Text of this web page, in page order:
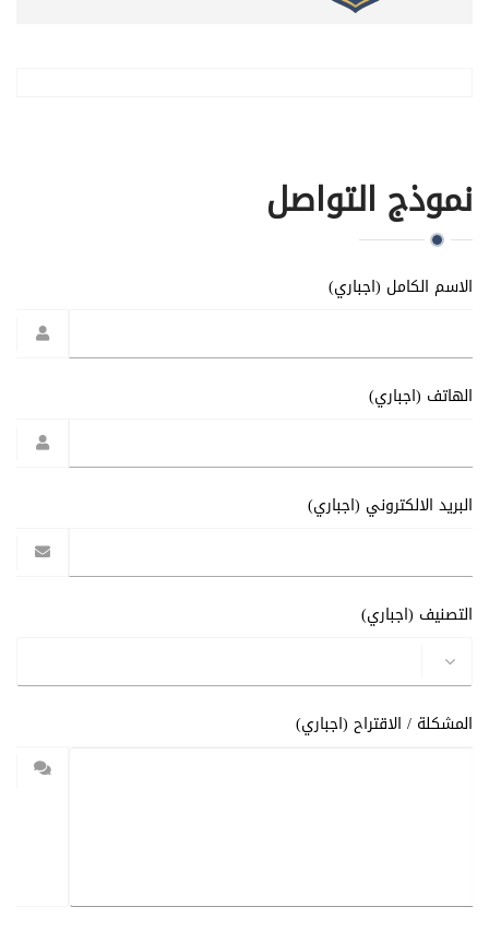
نموذج التواصل
الاسم الكامل (اجباري)
الهاتف (اجباري)
البريد الالكتروني (اجباري)
التصنيف (اجباري)
المشكلة / الاقتراح (اجباري)